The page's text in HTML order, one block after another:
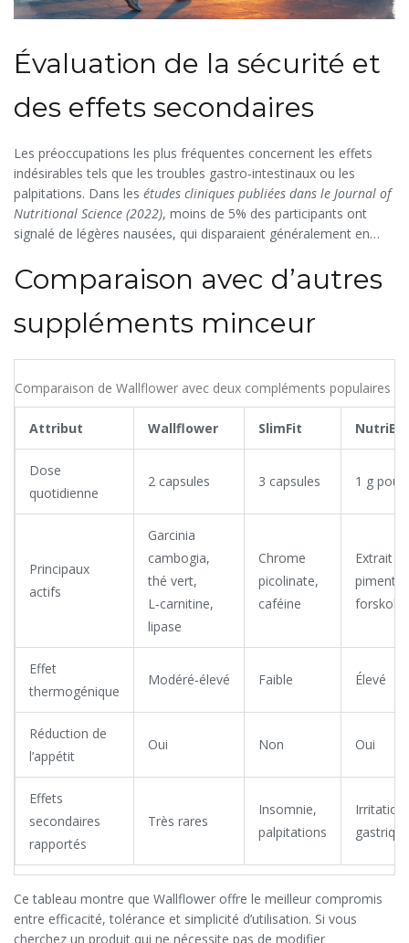
Évaluation de la sécurité et
des effets secondaires
Les préoccupations les plus fréquentes concernent les effets
indésirables tels que les troubles gastro‑intestinaux ou les
palpitations. Dans les études cliniques publiées dans le Journal of
Nutritional Science (2022), moins de 5% des participants ont
signalé de légères nausées, qui disparaient généralement en
été enregistré, confirmant le profil de tolérance élevé du produit.
Comparaison avec d’autres
suppléments minceur
Comparaison de Wallflower avec deux compléments populaires
Attribut Wallflower SlimFit
Dose
quotidienne
2 capsules 3 capsules 1 g
Principaux
actifs
Garcinia
cambogia,
thé vert,
L‑carnitine,
lipase
Chrome
picolinate,
caféine
Extrait
piment,
Effet
thermogénique
Modéré‑élevé Faible Élevé
Réduction de
l’appétit
Oui Non Oui
Effets
secondaires
rapportés
Très rares
Insomnie,
palpitations
Ce tableau montre que Wallflower offre le meilleur compromis
entre efficacité, tolérance et simplicité d’utilisation. Si vous
cherchez un produit qui ne nécessite pas de modifier